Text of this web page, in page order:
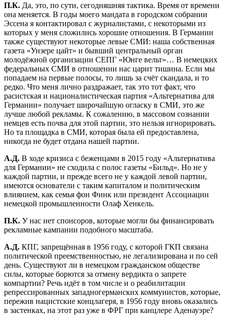
П.К. Да, это, по сути, сегодняшняя тактика. Время от времени
она меняется. В годы моего мандата в городском собрании
Эссена я контактировал с журналистами, с некоторыми из
которых у меня сложились хорошие отношения. В Германии
также существуют некоторые левые СМИ: наша собственная
газета «Унзере цайт» и бывший центральный орган
молодёжной организации СЕПГ «Юнге вельт»… В немецких
федеральных СМИ в отношении нас царит тишина. Если мы
попадаем на первые полосы, то лишь за счёт скандала, и то
редко. Что меня лично раздражает, так это тот факт, что
расистская и националистическая партия «Альтернатива для
Германии» получает широчайшую огласку в СМИ, это же
лучше любой рекламы. К сожалению, в массовом сознании
немцев есть почва для этой партии, это нельзя игнорировать.
Но та площадка в СМИ, которая была ей предоставлена,
никогда не будет отдана нашей партии.
А.Д. В ходе кризиса с беженцами в 2015 году «Альтернатива
для Германии» не сходила с полос газеты «Бильд». Но не у
каждой партии, и прежде всего не у каждой левой партии,
имеются основатели с таким капиталом и политическим
влиянием, как семья фон Финк или президент Ассоциации
немецкой промышленности Олаф Хенкель.
П.К. У нас нет спонсоров, которые могли бы финансировать
рекламные кампании подобного масштаба.
А.Д. КПГ, запрещённая в 1956 году, с которой ГКП связана
политической преемственностью, не легализирована и по сей
день. Существуют ли в немецком гражданском обществе
силы, которые борются за отмену вердикта о запрете
компартии? Речь идёт в том числе и о реабилитации
репрессированных западногерманских коммунистов, которые,
пережив нацистские концлагеря, в 1956 году вновь оказались
в застенках, на этот раз уже в ФРГ при канцлере Аденауэре?